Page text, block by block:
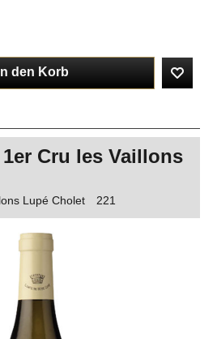
In den Korb
Cru les Vaillons
Lupé Cholet 221